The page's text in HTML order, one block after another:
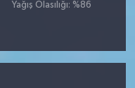
Yağış Olasılığı: %86